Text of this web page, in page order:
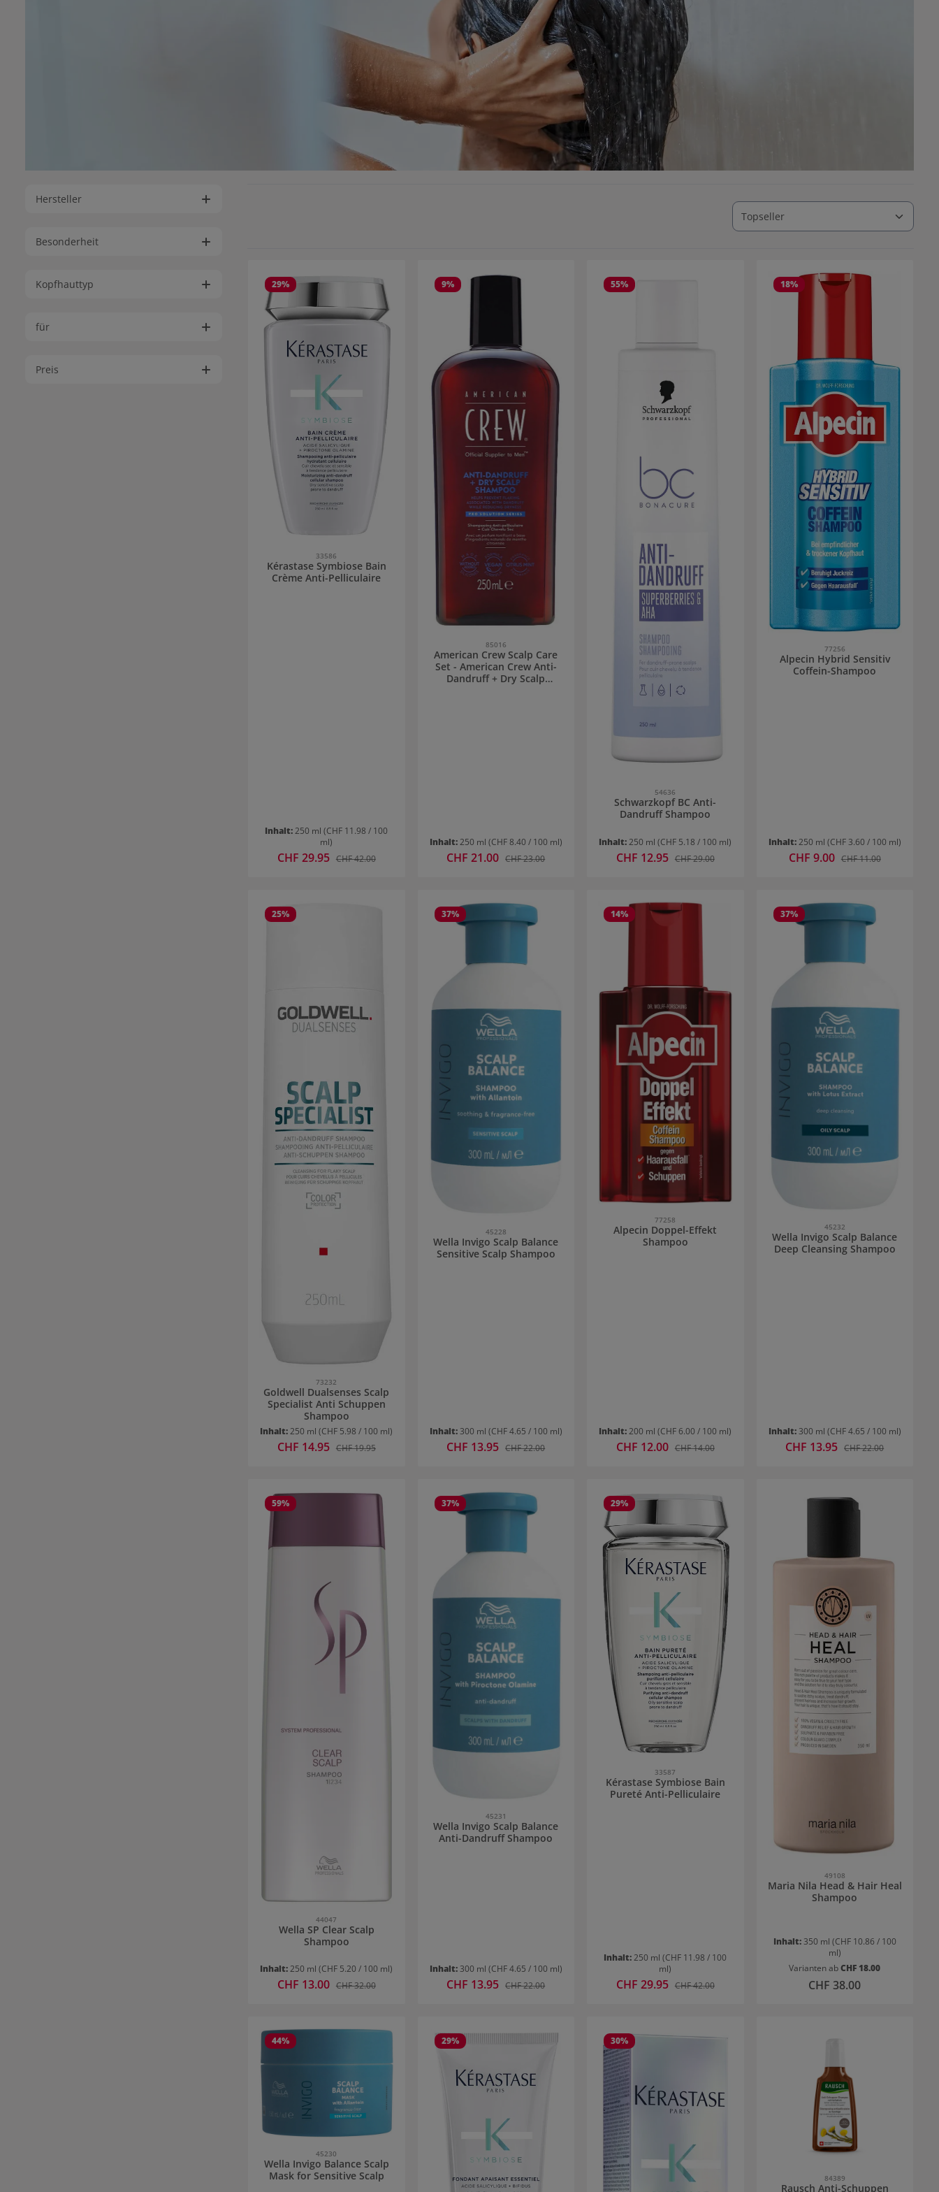
Hersteller
Besonderheit
Kopfhauttyp
für
Preis
29%
33586
Kérastase Symbiose Bain
Crème Anti-Pelliculaire
Inhalt:250 ml(CHF 11.98 / 100
ml)
Verkaufspreis:
CHF 29.95 Regulärer Preis:
CHF 42.00
9%
85016
American Crew Scalp Care
Set - American Crew Anti-
Dandruff + Dry Scalp
Inhalt:250 ml (CHF 8.40 / 100 ml)
Verkaufspreis:
CHF 21.00 Regulärer Preis:
CHF 23.00
55%
54636
Schwarzkopf BC Anti-
Dandruff Shampoo
Inhalt:250 ml(CHF 5.18 / 100 ml)
Verkaufspreis:
CHF 12.95 Regulärer Preis:
CHF 29.00
18%
77256
Alpecin Hybrid Sensitiv
Coffein-Shampoo
Inhalt:250 ml (CHF 3.60 / 100 ml)
Verkaufspreis:
CHF 9.00 Regulärer Preis:
CHF 11.00
25%
73232
Goldwell Dualsenses Scalp
Specialist Anti Schuppen
Shampoo
Inhalt:250 ml(CHF 5.98 / 100 ml)
Verkaufspreis:
CHF 14.95 Regulärer Preis:
CHF 19.95
37%
45228
Wella Invigo Scalp Balance
Sensitive Scalp Shampoo
Inhalt: 300 ml (CHF 4.65 / 100 ml)
Verkaufspreis:
CHF 13.95 Regulärer Preis:
CHF 22.00
14%
77258
Alpecin Doppel-Effekt
Shampoo
Inhalt:200 ml(CHF 6.00 / 100 ml)
Verkaufspreis:
CHF 12.00 Regulärer Preis:
CHF 14.00
37%
45232
Wella Invigo Scalp Balance
Deep Cleansing Shampoo
Inhalt: 300 ml (CHF 4.65 / 100 ml)
Verkaufspreis:
CHF 13.95 Regulärer Preis:
CHF 22.00
59%
44047
Wella SP Clear Scalp
Shampoo
Inhalt:250 ml(CHF 5.20 / 100 ml)
Verkaufspreis:
CHF 13.00 Regulärer Preis:
CHF 32.00
37%
45231
Wella Invigo Scalp Balance
Anti-Dandruff Shampoo
Inhalt: 300 ml (CHF 4.65 / 100 ml)
Verkaufspreis:
CHF 13.95 Regulärer Preis:
CHF 22.00
29%
33587
Kérastase Symbiose Bain
Pureté Anti-Pelliculaire
Inhalt:250 ml(CHF 11.98 / 100
ml)
Verkaufspreis:
CHF 29.95 Regulärer Preis:
CHF 42.00
49108
Maria Nila Head & Hair Heal
Shampoo
Inhalt: 350 ml (CHF 10.86 / 100
ml)
Varianten abCHF 18.00
Regulärer Preis:
CHF 38.00
44%
45230
Wella Invigo Balance Scalp
Mask for Sensitive Scalp
29% 30%
84389
Rausch Anti-Schuppen